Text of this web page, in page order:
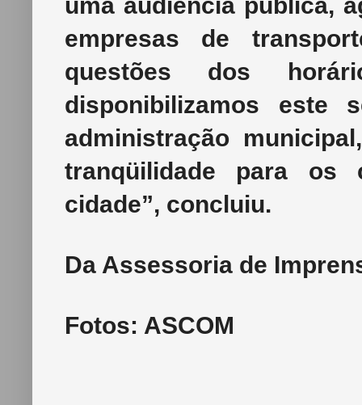
empresas de
questões dos
disponibilizamos este
administração
tranqüilidade para os
cidade”, concluiu.
Da Assessoria de
Fotos: ASCOM